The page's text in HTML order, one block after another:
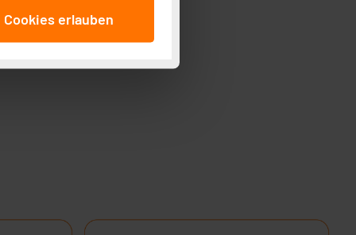
(Art. 6
ist durch Klick auf den
mit unzureichendem
Cookies erlauben